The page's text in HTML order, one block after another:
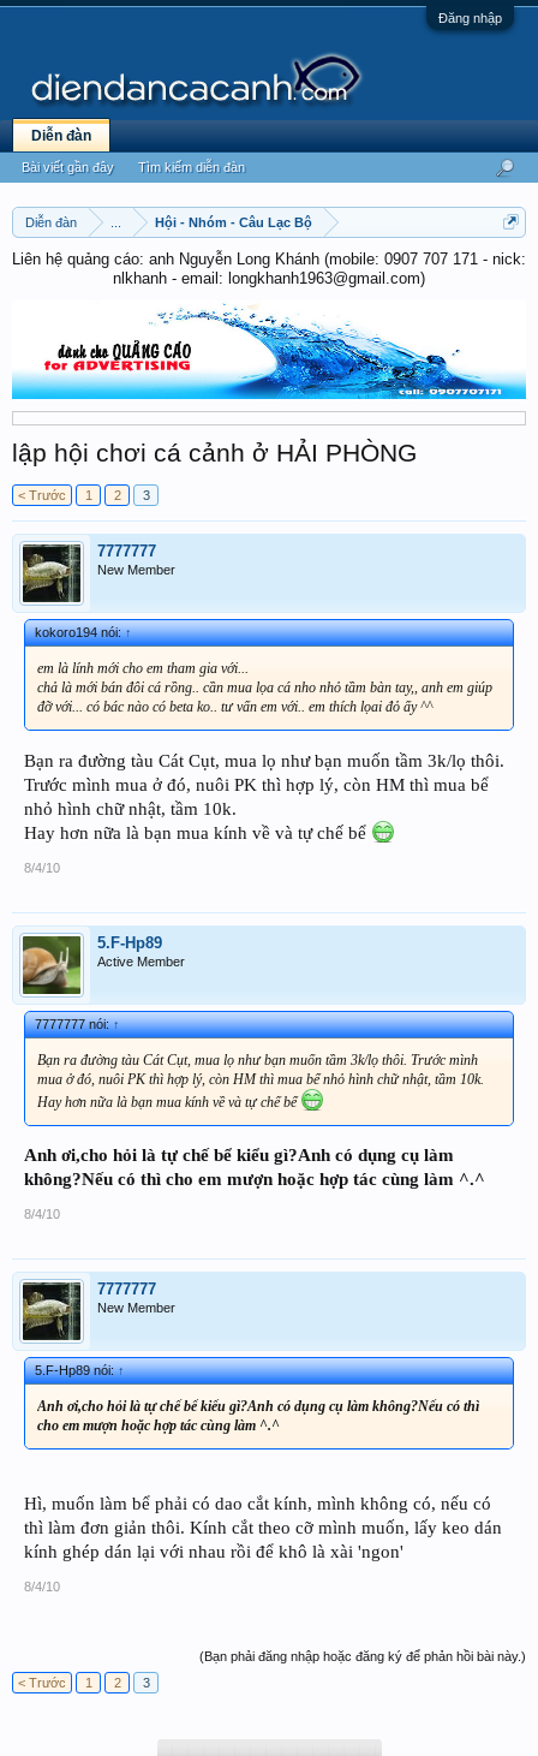
Đăng nhập
Diễn đàn Hội - Nhóm - Câu Lạc Bộ
Liên hệ quảng cáo: anh Nguyễn Long Khánh (mobile: 0907 707 171 - nick:
nlkhanh - email: longkhanh1963@gmail.com)
lập hội chơi cá cảnh ở HẢI PHÒNG
< Trước 1 2 3
7777777
New Member
kokoro194 nói:↑
em là lính mới cho em tham gia với...
chả là mới bán đôi cá rồng.. cần mua lọa cá nho nhỏ tầm bàn tay,, anh em giúp
đỡ với... có bác nào có beta ko.. tư vấn em với.. em thích lọai đỏ ấy ^^
Bạn ra đường tàu Cát Cụt, mua lọ như bạn muốn tầm 3k/lọ thôi.
Trước mình mua ở đó, nuôi PK thì hợp lý, còn HM thì mua bể
nhỏ hình chữ nhật, tầm 10k.
Hay hơn nữa là bạn mua kính về và tự chế bể
8/4/10
5.F-Hp89
Active Member
7777777 nói:↑
Bạn ra đường tàu Cát Cụt, mua lọ như bạn muốn tầm 3k/lọ thôi. Trước mình
mua ở đó, nuôi PK thì hợp lý, còn HM thì mua bể nhỏ hình chữ nhật, tầm 10k.
Hay hơn nữa là bạn mua kính về và tự chế bể
Anh ơi,cho hỏi là tự chế bể kiểu gì?Anh có dụng cụ làm
không?Nếu có thì cho em mượn hoặc hợp tác cùng làm ^.^
8/4/10
7777777
New Member
5.F-Hp89 nói:↑
Anh ơi,cho hỏi là tự chế bể kiểu gì?Anh có dụng cụ làm không?Nếu có thì
cho em mượn hoặc hợp tác cùng làm ^.^
Hì, muốn làm bể phải có dao cắt kính, mình không có, nếu có
thì làm đơn giản thôi. Kính cắt theo cỡ mình muốn, lấy keo dán
kính ghép dán lại với nhau rồi để khô là xài 'ngon'
8/4/10
(Bạn phải đăng nhập hoặc đăng ký để phản hồi bài này.)
< Trước
1 2 3
Diễn đàn
Bài viết gần đây Tìm kiếm diễn đàn